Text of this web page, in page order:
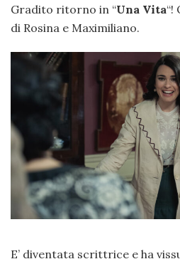
Gradito ritorno in “Una Vita“!
di Rosina e Maximiliano.
E’ diventata scrittrice e ha